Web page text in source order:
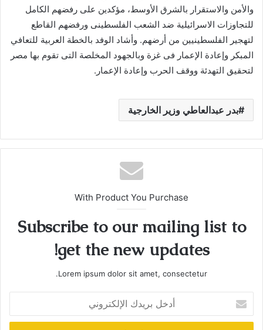
والأمن والاستقرار بالشرق الأوسط، مؤكدين على رفضهم الكامل
للتجاوزات الاسرائيلية ضد الشعب الفلسطينى ورفضهم القاطع
لتهجير الفلسطينيين من أرضهم. وأشاد الوفد بالخطة العربية للتعافي
المبكر وإعادة الإعمار فى غزة وبالجهود المخلصة التى تقوم بها مصر
لتحقيق التهدئة ووقف الحرب وإعادة الإعمار.
بدر عبدالعاطي وزير الخارجية
With Product You Purchase
Subscribe to our mailing list to
get the new updates!
Lorem ipsum dolor sit amet, consectetur.
بريدك
الإلكتروني